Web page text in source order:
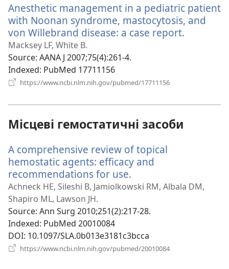
вікні)
Anesthetic management in a pediatric patient
with Noonan syndrome, mastocytosis, and
von Willebrand disease: a case report.
Macksey LF, White B.
Source‎: AANA J 2007;75(4):261-4.
Indexed‎: PubMed 17711156
https://www.ncbi.nlm.nih.gov/pubmed/17711156
Місцеві гемостатичні засоби
A comprehensive review of topical
hemostatic agents: efficacy and
recommendations for use.
у
вікні)
Achneck HE, Sileshi B, Jamiolkowski RM, Albala DM,
Shapiro ML, Lawson JH.
Source‎: Ann Surg 2010;251(2):217-28.
Indexed‎: PubMed 20010084
DOI‎: 10.1097/SLA.0b013e3181c3bcca
https://www.ncbi.nlm.nih.gov/pubmed/20010084